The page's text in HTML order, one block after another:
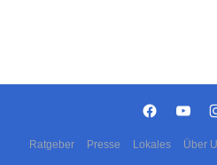
Ratgeber Presse Lokales Über